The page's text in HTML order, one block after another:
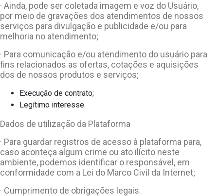
· Ainda, pode ser coletada imagem e voz do Usuário,
por meio de gravações dos atendimentos de nossos
serviços para divulgação e publicidade e/ou para
melhoria no atendimento;
· Para comunicação e/ou atendimento do usuário para
fins relacionados as ofertas, cotações e aquisições
dos de nossos produtos e serviços;
Execução de contrato;
Legítimo interesse.
Dados de utilização da Plataforma
· Para guardar registros de acesso à plataforma para,
caso aconteça algum crime ou ato ilícito neste
ambiente, podemos identificar o responsável, em
conformidade com a Lei do Marco Civil da Internet;
· Cumprimento de obrigações legais.